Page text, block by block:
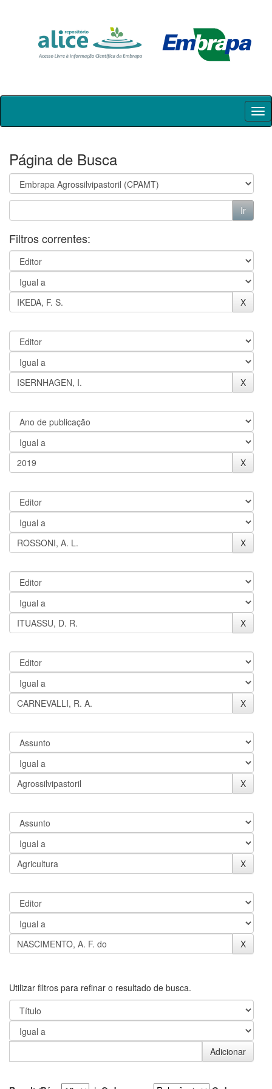
Skip
Página de Busca
Filtros correntes:
Utilizar filtros para refinar o resultado de busca.